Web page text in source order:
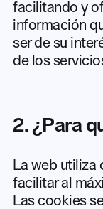
facilitando y
información
ser de su
de los
2. ¿Para
La web utiliza
facilitar al
Las cookies